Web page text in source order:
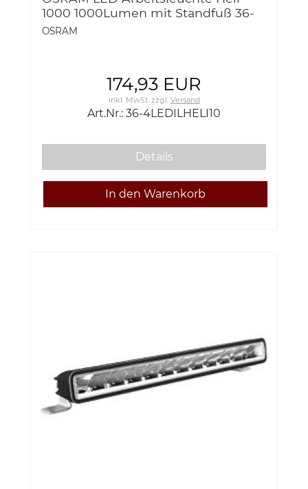
1000 1000Lumen mit Standfuß 36-
4LEDILHELI10
OSRAM
174,93 EUR
inkl. MwSt.zzgl. Versand
Art.Nr.: 36-4LEDILHELI10
Details